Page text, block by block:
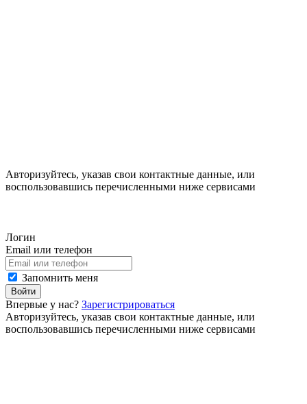
Авторизуйтесь, указав свои контактные данные, или
воспользовавшись перечисленными ниже сервисами
Логин
Email или телефон
Запомнить меня
Войти
Впервые у нас? Зарегистрироваться
Авторизуйтесь, указав свои контактные данные, или
воспользовавшись перечисленными ниже сервисами